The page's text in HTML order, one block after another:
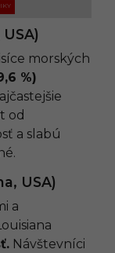
morských
%)
od
a slabú
USA)
a
Návštevníci